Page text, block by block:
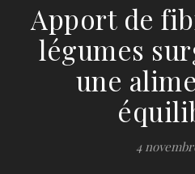
Apport de
légumes
une
4